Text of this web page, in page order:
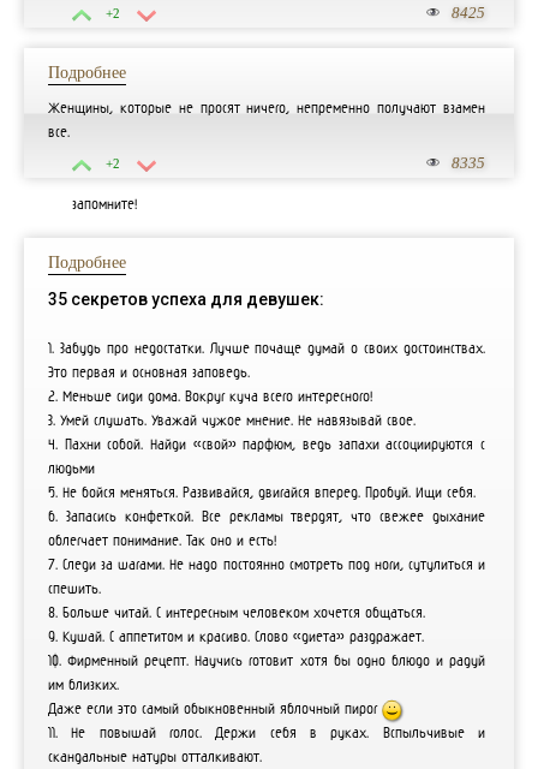
8425
+2
8335
+2
Подробнее
Женщины, которые не просят ничего, непременно получают взамен
все.
запомните!
Подробнее
35 секретов успеха для девушек:
1. Забудь про недостатки. Лучше почаще думай о своих достоинствах.
Это первая и основная заповедь.
2. Меньше сиди дома. Вокруг куча всего интересного!
3. Умей слушать. Уважай чужое мнение. Не навязывай свое.
4. Пахни собой. Найди «свой» парфюм, ведь запахи ассоциируются с
людьми
5. Не бойся меняться. Развивайся, двигайся вперед. Пробуй. Ищи себя.
6. Запасись конфеткой. Все рекламы твердят, что свежее дыхание
облегчает понимание. Так оно и есть!
7. Следи за шагами. Не надо постоянно смотреть под ноги, сутулиться и
спешить.
8. Больше читай. С интересным человеком хочется общаться.
9. Кушай. С аппетитом и красиво. Слово «диета» раздражает.
10. Фирменный рецепт. Научись готовит хотя бы одно блюдо и радуй
им близких.
Даже если это самый обыкновенный яблочный пирог
:)
11. Не повышай голос. Держи себя в руках. Вспыльчивые и
скандальные натуры отталкивают.